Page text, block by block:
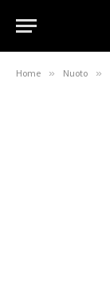
Home » Nuoto »